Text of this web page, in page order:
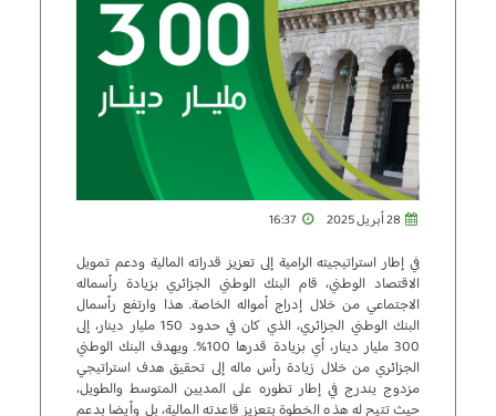
في إطار استراتيجيته الرامية إلى تعزيز قدراته المالية ودعم تمويل
الاقتصاد الوطني، قام البنك الوطني الجزائري بزيادة رأسماله
الاجتماعي من خلال إدراج أمواله الخاصة. هذا وارتفع رأسمال
البنك الوطني الجزائري، الذي كان في حدود 150 مليار دينار، إلى
300 مليار دينار، أي بزيادة قدرها 100%. ويهدف البنك الوطني
الجزائري من خلال زيادة رأس ماله إلى تحقيق هدف استراتيجي
مزدوج يندرج في إطار تطوره على المديين المتوسط ​​والطويل،
حيث تتيح له هذه الخطوة بتعزيز قاعدته المالية، بل وأيضا بدعم